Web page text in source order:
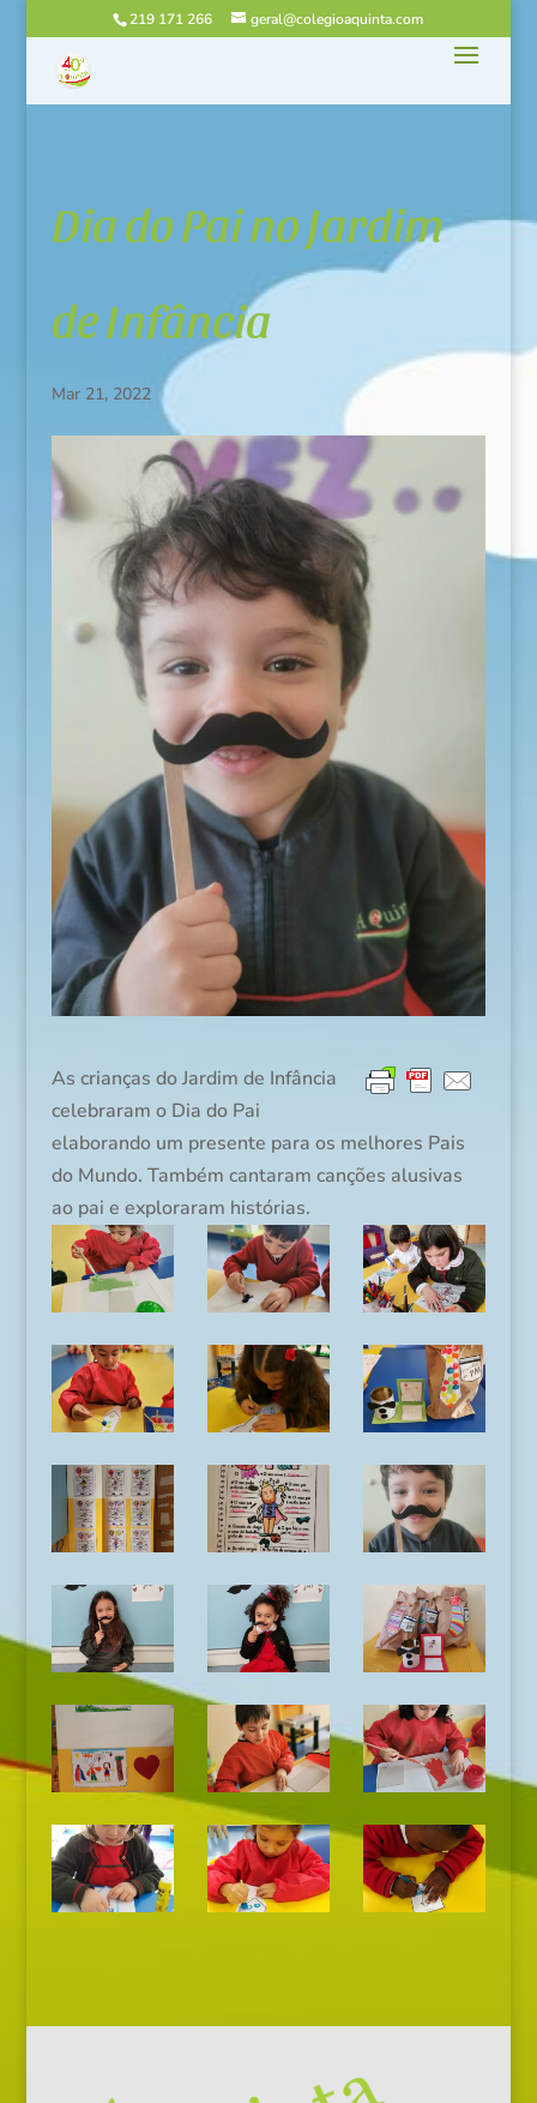
219 171 266 geral@colegioaquinta.com
Dia do Pai no Jardim
de Infância
Mar 21, 2022
As crianças do Jardim de Infância
celebraram o Dia do Pai
elaborando um presente para os melhores Pais
do Mundo. Também cantaram canções alusivas
ao pai e exploraram histórias.